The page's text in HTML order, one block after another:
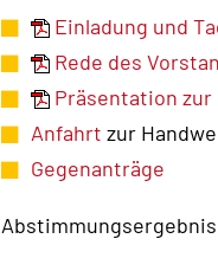
Einladung und
Rede des
Präsentation zur
Anfahrt zur
Gegenanträge